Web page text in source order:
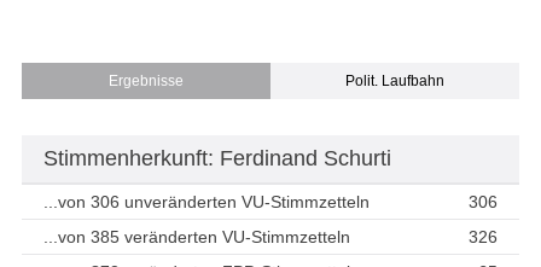
Ergebnisse Polit. Laufbahn
Stimmenherkunft: Ferdinand Schurti
...von 306 unveränderten VU-Stimmzetteln
306
...von 385 veränderten VU-Stimmzetteln
326